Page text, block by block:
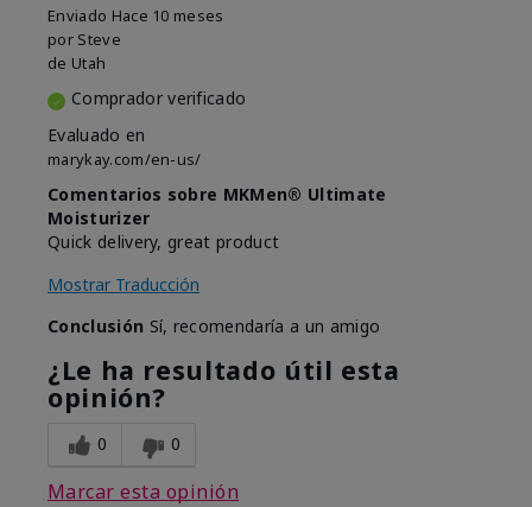
Enviado Hace 10 meses
por Steve
de Utah
Comprador verificado
Evaluado en
marykay.com/en-us/
Comentarios sobre MKMen® Ultimate
Moisturizer
Quick delivery, great product
Mostrar Traducción
Conclusión Sí, recomendaría a un amigo
¿Le ha resultado útil esta
opinión?
0 0
Marcar esta opinión